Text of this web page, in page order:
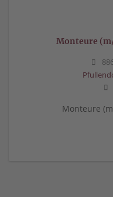
Monteure
Monteure